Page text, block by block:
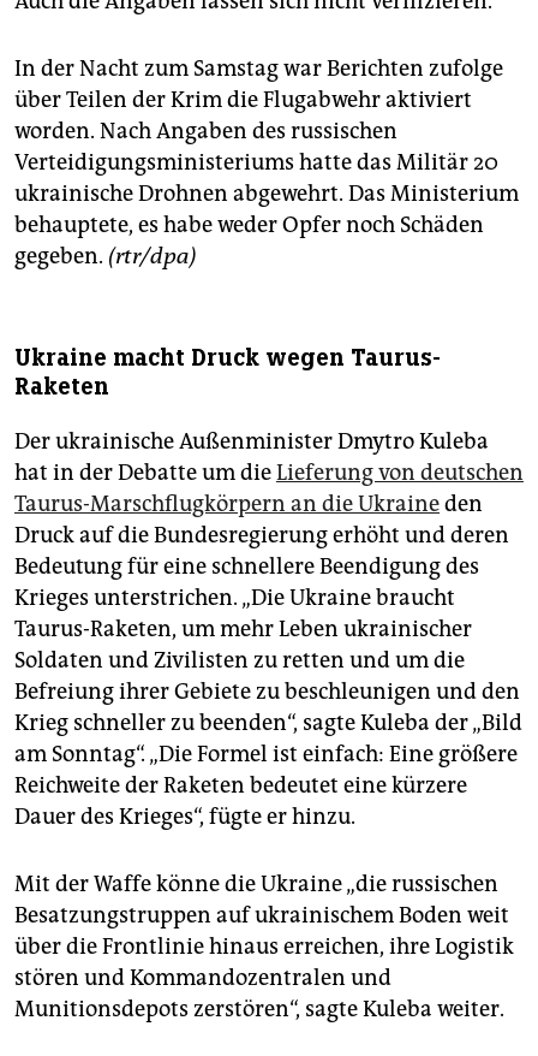
In der Nacht zum Samstag war Berichten zufolge
über Teilen der Krim die Flugabwehr aktiviert
worden. Nach Angaben des russischen
Verteidigungsministeriums hatte das Militär 20
ukrainische Drohnen abgewehrt. Das Ministerium
behauptete, es habe weder Opfer noch Schäden
gegeben. (rtr/dpa)
Ukraine macht Druck wegen Taurus-
Raketen
Der ukrainische Außenminister Dmytro Kuleba
hat in der Debatte um dieLieferung von deutschen
Taurus-Marschflugkörpern an die Ukraineden
Druck auf die Bundesregierung erhöht und deren
Bedeutung für eine schnellere Beendigung des
Krieges unterstrichen. „Die Ukraine braucht
Taurus-Raketen, um mehr Leben ukrainischer
Soldaten und Zivilisten zu retten und um die
Befreiung ihrer Gebiete zu beschleunigen und den
Krieg schneller zu beenden“, sagte Kuleba der „Bild
am Sonntag“. „Die Formel ist einfach: Eine größere
Reichweite der Raketen bedeutet eine kürzere
Dauer des Krieges“, fügte er hinzu.
Mit der Waffe könne die Ukraine „die russischen
Besatzungstruppen auf ukrainischem Boden weit
über die Frontlinie hinaus erreichen, ihre Logistik
stören und Kommandozentralen und
Munitionsdepots zerstören“, sagte Kuleba weiter.